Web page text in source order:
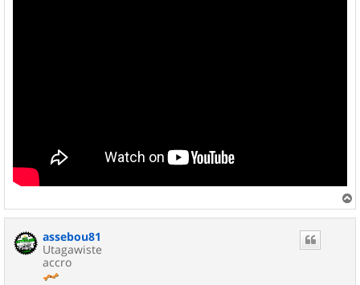
a
assebou81
Utagawiste
accro